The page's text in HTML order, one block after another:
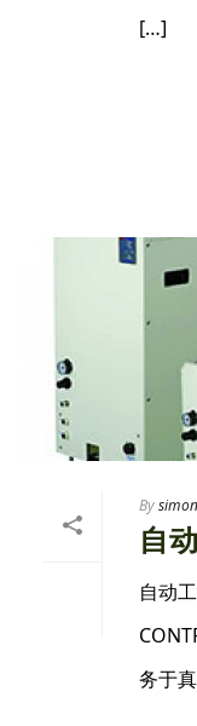
[…]
Bysimon
自
自动
务于